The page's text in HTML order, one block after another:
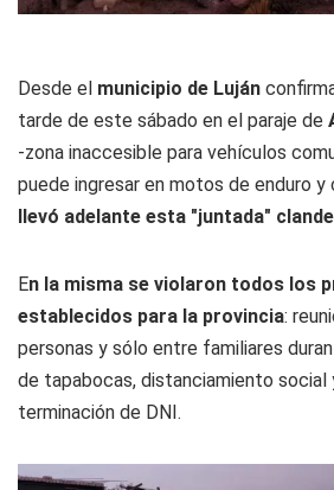
Desde el municipio de Luján
tarde de este sábado en el paraje de
-zona inaccesible para vehículos
puede ingresar en motos de enduro
llevó adelante esta "juntada"
En la misma se violaron todos los
establecidos para la provincia:
personas y sólo entre familiares
de tapabocas, distanciamiento social
terminación de DNI.